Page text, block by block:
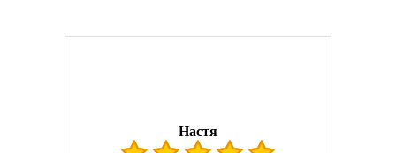
Настя